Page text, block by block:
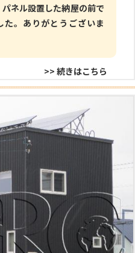
ネル設置した納屋の前で
た。ありがとうございま
>> 続きはこちら